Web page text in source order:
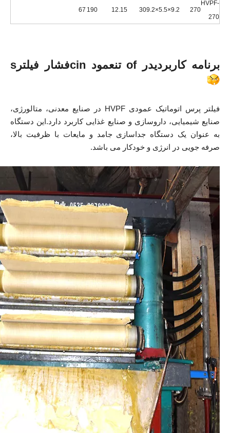
HVPF-
270
270
9.2×5.5×9.2
30
12.15
190
67
برنامه کاربردیدر of تن عمود cin فشار فیلتر s
فیلتر پرس اتوماتیک عمودی HVPF در صنایع معدنی، متالورژی،
صنایع شیمیایی، داروسازی و صنایع غذایی کاربرد دارد.این دستگاه
به عنوان یک دستگاه جداسازی جامد و مایعات با ظرفیت بالا،
صرفه جویی در انرژی و خودکار می باشد.